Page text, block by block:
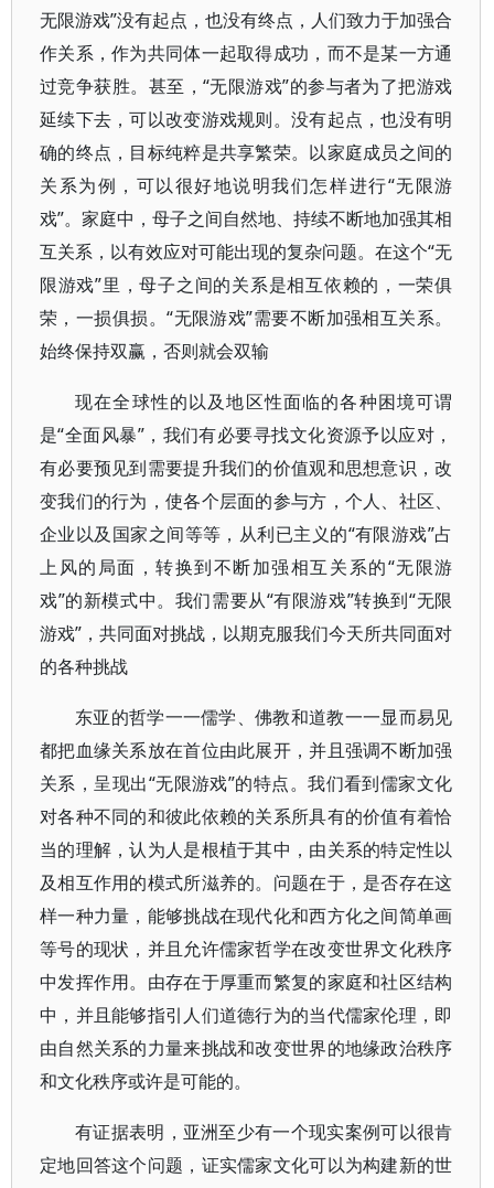
无限游戏”没有起点，也没有终点，人们致力于加强合
作关系，作为共同体一起取得成功，而不是某一方通
过竞争获胜。甚至，“无限游戏”的参与者为了把游戏
延续下去，可以改变游戏规则。没有起点，也没有明
确的终点，目标纯粹是共享繁荣。以家庭成员之间的
关系为例，可以很好地说明我们怎样进行“无限游
戏”。家庭中，母子之间自然地、持续不断地加强其相
互关系，以有效应对可能出现的复杂问题。在这个“无
限游戏”里，母子之间的关系是相互依赖的，一荣俱
荣，一损俱损。“无限游戏”需要不断加强相互关系。
始终保持双赢，否则就会双输
现在全球性的以及地区性面临的各种困境可谓
是“全面风暴”，我们有必要寻找文化资源予以应对，
有必要预见到需要提升我们的价值观和思想意识，改
变我们的行为，使各个层面的参与方，个人、社区、
企业以及国家之间等等，从利已主义的“有限游戏”占
上风的局面，转换到不断加强相互关系的“无限游
戏”的新模式中。我们需要从“有限游戏”转换到“无限
游戏”，共同面对挑战，以期克服我们今天所共同面对
的各种挑战
东亚的哲学一一儒学、佛教和道教一一显而易见
都把血缘关系放在首位由此展开，并且强调不断加强
关系，呈现出“无限游戏”的特点。我们看到儒家文化
对各种不同的和彼此依赖的关系所具有的价值有着恰
当的理解，认为人是根植于其中，由关系的特定性以
及相互作用的模式所滋养的。问题在于，是否存在这
样一种力量，能够挑战在现代化和西方化之间简单画
等号的现状，并且允许儒家哲学在改变世界文化秩序
中发挥作用。由存在于厚重而繁复的家庭和社区结构
中，并且能够指引人们道德行为的当代儒家伦理，即
由自然关系的力量来挑战和改变世界的地缘政治秩序
和文化秩序或许是可能的。
有证据表明，亚洲至少有一个现实案例可以很肯
定地回答这个问题，证实儒家文化可以为构建新的世